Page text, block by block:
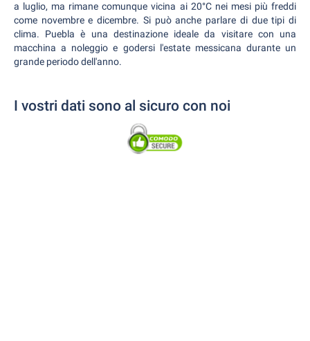
a luglio, ma rimane comunque vicina ai 20°C nei mesi più freddi
come novembre e dicembre. Si può anche parlare di due tipi di
clima. Puebla è una destinazione ideale da visitare con una
macchina a noleggio e godersi l'estate messicana durante un
grande periodo dell'anno.
I vostri dati sono al sicuro con noi